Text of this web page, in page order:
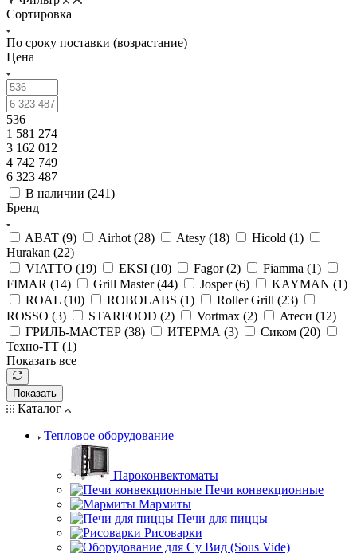
Сортировка
По сроку поставки (возрастание)
Цена
536
1 581 274
3 162 012
4 742 749
6 323 487
В наличии (241)
Бренд
ABAT (9) Airhot (28) Atesy (18) Hicold (1)
Hurakan (22)
VIATTO (19) EKSI (10) Fagor (2) Fiamma (1)
FIMAR (14) Grill Master (44) Josper (6) KAYMAN (1)
ROAL (10) ROBOLABS (1) Roller Grill (23)
ROSSO (3) STARFOOD (2) Vortmax (2) Атеси (12)
ГРИЛЬ-МАСТЕР (38) ИТЕРМА (3) Сиком (20)
Техно-ТТ (1)
Показать все
Показать
Каталог
Тепловое оборудование
Пароконвектоматы
Печи конвекционные
Мармиты
Печи для пиццы
Рисоварки